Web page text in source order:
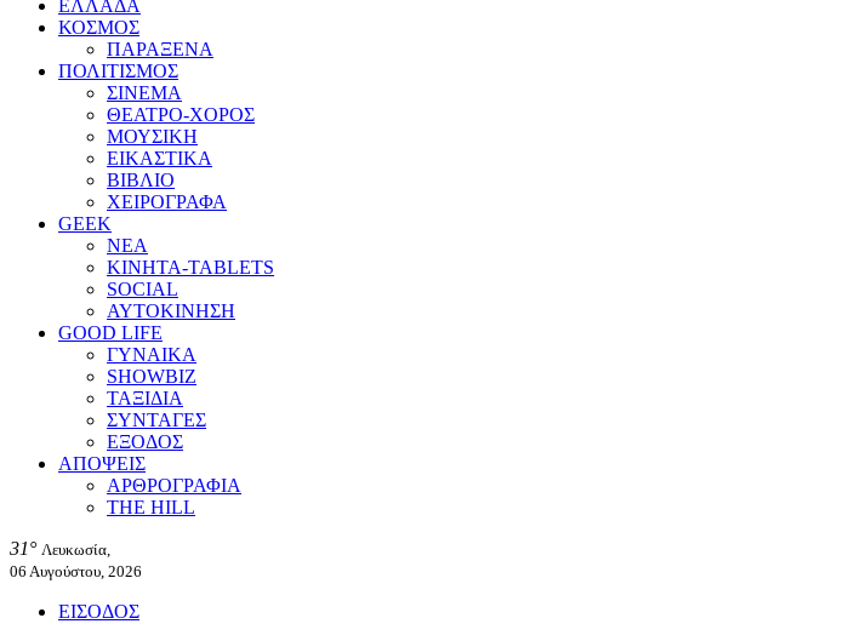
ΕΛΛΑΔΑ
ΚΟΣΜΟΣ
ΠΑΡΑΞΕΝΑ
ΠΟΛΙΤΙΣΜΟΣ
ΣΙΝΕΜΑ
ΘΕΑΤΡΟ-ΧΟΡΟΣ
ΜΟΥΣΙΚΗ
ΕΙΚΑΣΤΙΚΑ
ΒΙΒΛΙΟ
ΧΕΙΡΟΓΡΑΦΑ
GEEK
ΝΕΑ
ΚΙΝΗΤΑ-TABLETS
SOCIAL
ΑΥΤΟΚΙΝΗΣΗ
GOOD LIFE
ΓΥΝΑΙΚΑ
SHOWBIZ
ΤΑΞΙΔΙΑ
ΣΥΝΤΑΓΕΣ
ΕΞΟΔΟΣ
ΑΠΟΨΕΙΣ
ΑΡΘΡΟΓΡΑΦΙΑ
THE HILL
31° Λευκωσία,
06 Αυγούστου, 2026
ΕΙΣΟΔΟΣ